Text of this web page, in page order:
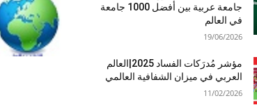
جامعة عربية بين أفضل 1000 جامعة
في العالم
19/06/2026
مؤشر مُدرَكات الفساد 2025|العالم
العربي في ميزان الشفافية العالمي
11/02/2026